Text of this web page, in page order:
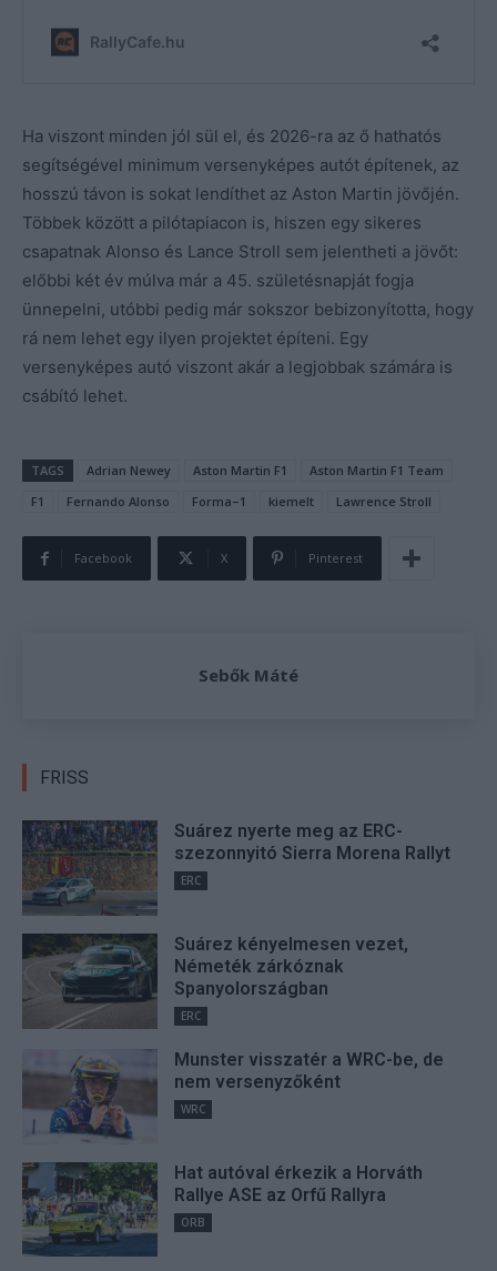
Ha viszont minden jól sül el, és 2026-ra az ő hathatós
segítségével minimum versenyképes autót építenek, az
hosszú távon is sokat lendíthet az Aston Martin jövőjén.
Többek között a pilótapiacon is, hiszen egy sikeres
csapatnak Alonso és Lance Stroll sem jelentheti a jövőt:
előbbi két év múlva már a 45. születésnapját fogja
ünnepelni, utóbbi pedig már sokszor bebizonyította, hogy
rá nem lehet egy ilyen projektet építeni. Egy
versenyképes autó viszont akár a legjobbak számára is
csábító lehet.
TAGS Adrian Newey Aston Martin F1
Aston Martin F1 Team
F1
Fernando Alonso Forma–1 kiemelt Lawrence Stroll
Facebook X Pinterest
Sebők Máté
FRISS
Suárez nyerte meg az ERC-
szezonnyitó Sierra Morena Rallyt
ERC
Suárez kényelmesen vezet,
Németék zárkóznak
Spanyolországban
ERC
Munster visszatér a WRC-be, de
nem versenyzőként
WRC
Hat autóval érkezik a Horváth
Rallye ASE az Orfű Rallyra
ORB